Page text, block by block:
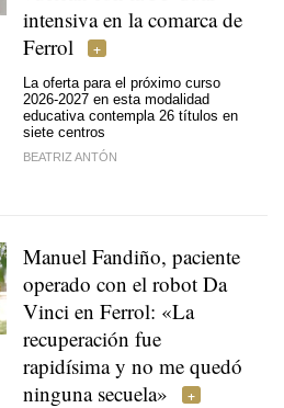
intensiva en la comarca de
Ferrol
La oferta para el próximo curso
2026-2027 en esta modalidad
educativa contempla 26 títulos en
siete centros
BEATRIZ ANTÓN
Manuel Fandiño, paciente
operado con el robot Da
Vinci en Ferrol: «La
recuperación fue
rapidísima y no me quedó
ninguna secuela»